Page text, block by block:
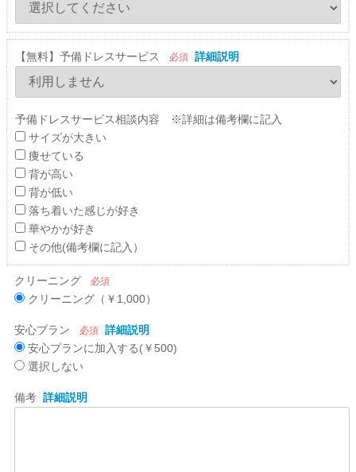
【無料】予備ドレスサービス 必須 詳細説明
予備ドレスサービス相談内容 ※詳細は備考欄に記入
サイズが大きい
痩せている
背が高い
背が低い
落ち着いた感じが好き
華やかが好き
その他(備考欄に記入）
クリーニング 必須
クリーニング（￥1,000）
安心プラン 必須 詳細説明
安心プランに加入する(￥500)
選択しない
備考 詳細説明